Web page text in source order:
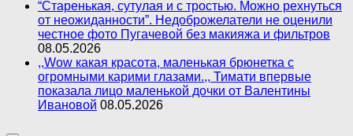
“Старенькая, сутулая и с тростью. Можно рехнуться
от неожиданности”. Недоброжелатели не оценили
честное фото Пугачевой без макияжа и фильтров
08.05.2026
,,Wow какая красота, маленькая брюнетка с
огромными карими глазами.,, Тимати впервые
показала лицо маленькой дочки от Валентины
Ивановой 08.05.2026